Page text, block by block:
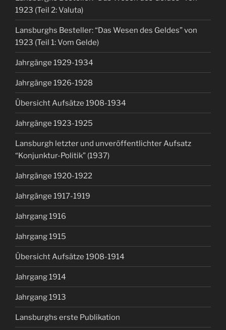
1923 (Teil 2: Valuta)
Lansburghs Besteller: “Das Wesen des Geldes” von
1923 (Teil 1: Vom Gelde)
Jahrgänge 1929-1934
Jahrgänge 1926-1928
Übersicht Aufsätze 1908-1934
Jahrgänge 1923-1925
Lansburgh letzter und unveröffentlichter Aufsatz
“Konjunktur-Politik” (1937)
Jahrgänge 1920-1922
Jahrgänge 1917-1919
Jahrgang 1916
Jahrgang 1915
Übersicht Aufsätze 1908-1914
Jahrgang 1914
Jahrgang 1913
Lansburghs erste Publikation